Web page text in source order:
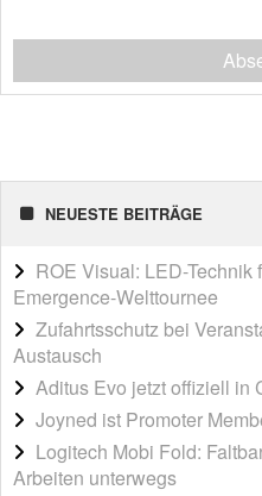
NEUESTE BEITRÄGE
ROE Visual: LED-Technik
Emergence-Welttournee
Zufahrtsschutz bei
Austausch
Aditus Evo jetzt offiziell in
Joyned ist Promoter
Logitech Mobi Fold:
Arbeiten unterwegs